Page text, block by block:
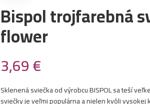
Bispol trojfarebná
flower
3,69€
Sklenená sviečka od výrobcu BISPOL sa teší
sviečky je veľmi populárna a nielen kvôli vysokej